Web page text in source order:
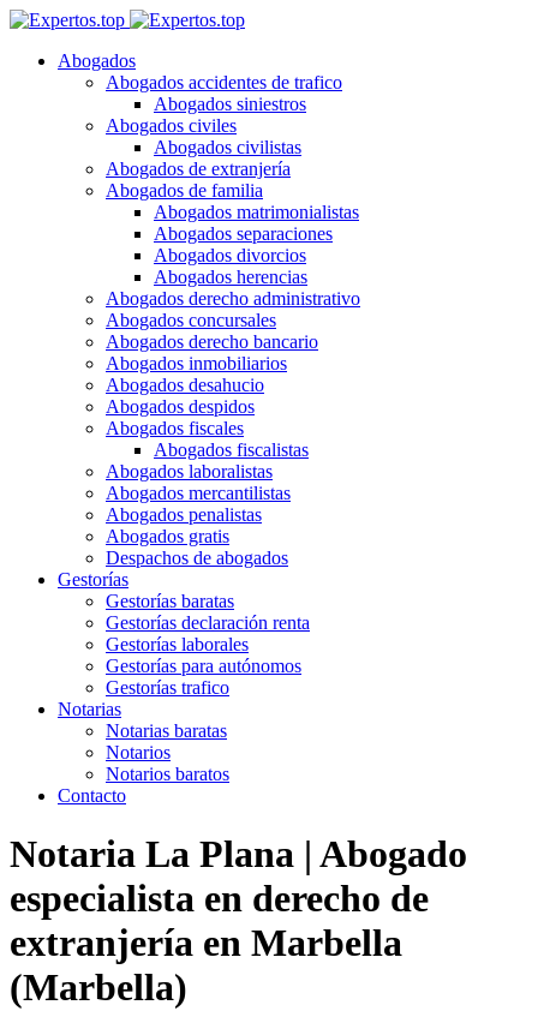
Abogados
Abogados accidentes de trafico
Abogados siniestros
Abogados civiles
Abogados civilistas
Abogados de extranjería
Abogados de familia
Abogados matrimonialistas
Abogados separaciones
Abogados divorcios
Abogados herencias
Abogados derecho administrativo
Abogados concursales
Abogados derecho bancario
Abogados inmobiliarios
Abogados desahucio
Abogados despidos
Abogados fiscales
Abogados fiscalistas
Abogados laboralistas
Abogados mercantilistas
Abogados penalistas
Abogados gratis
Despachos de abogados
Gestorías
Gestorías baratas
Gestorías declaración renta
Gestorías laborales
Gestorías para autónomos
Gestorías trafico
Notarias
Notarias baratas
Notarios
Notarios baratos
Contacto
Notaria La Plana | Abogado
especialista en derecho de
extranjería en Marbella
(Marbella)